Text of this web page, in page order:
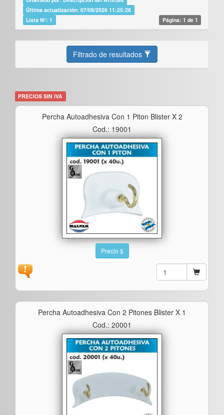
Última actualización: 07/08/2026 11:25:28
Lista Nº: 1
Página: 1 de 1
Filtrado de resultados
PRECIOS SIN IVA
Percha Autoadhesiva Con 1 Piton Blister X 2
Cod.: 19001
Precio $
Percha Autoadhesiva Con 2 Pitones Blister X 1
Cod.: 20001